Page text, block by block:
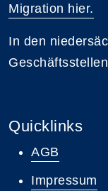
Migration hier.
In den
Quicklinks
AGB
Impressum